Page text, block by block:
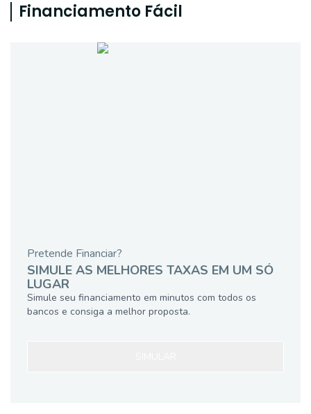
Financiamento Fácil
Pretende Financiar?
SIMULE AS MELHORES TAXAS EM UM SÓ
LUGAR
Simule seu financiamento em minutos com todos os
bancos e consiga a melhor proposta.